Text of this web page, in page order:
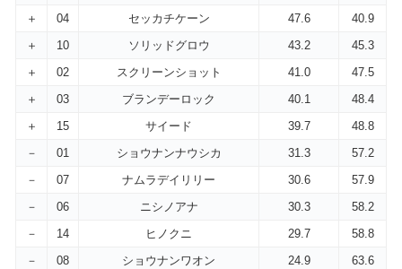
＋
04 セッカチケーン 47.6
40.9
＋
10 ソリッドグロウ 43.2
45.3
＋
02 スクリーンショット 41.0
47.5
＋
03 ブランデーロック 40.1
48.4
＋
15 サイード 39.7
48.8
－
01 ショウナンナウシカ 31.3
57.2
－
07 ナムラデイリリー 30.6
57.9
－
06 ニシノアナ 30.3
58.2
－
14 ヒノクニ 29.7
58.8
－
08 ショウナンワオン 24.9 63.6